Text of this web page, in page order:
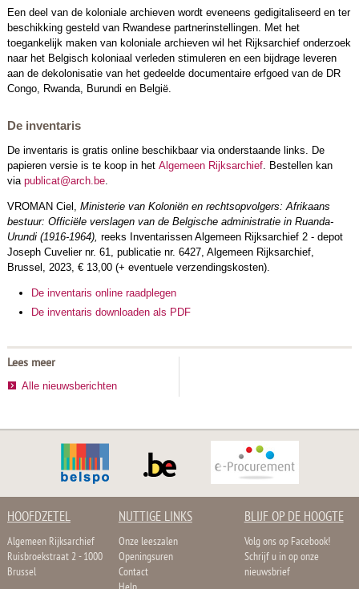
Een deel van de koloniale archieven wordt eveneens gedigitaliseerd en ter
beschikking gesteld van Rwandese partnerinstellingen. Met het
toegankelijk maken van koloniale archieven wil het Rijksarchief onderzoek
naar het Belgisch koloniaal verleden stimuleren en een bijdrage leveren
aan de dekolonisatie van het gedeelde documentaire erfgoed van de DR
Congo, Rwanda, Burundi en België.
De inventaris
De inventaris is gratis online beschikbaar via onderstaande links. De
papieren versie is te koop in het Algemeen Rijksarchief. Bestellen kan
via publicat@arch.be.
VROMAN Ciel, Ministerie van Koloniën en rechtsopvolgers: Afrikaans
bestuur: Officiële verslagen van de Belgische administratie in Ruanda-
Urundi (1916-1964), reeks Inventarissen Algemeen Rijksarchief 2 - depot
Joseph Cuvelier nr. 61, publicatie nr. 6427, Algemeen Rijksarchief,
Brussel, 2023, € 13,00 (+ eventuele verzendingskosten).
De inventaris online raadplegen
De inventaris downloaden als PDF
Lees meer
Alle nieuwsberichten
HOOFDZETEL
Algemeen Rijksarchief
Ruisbroekstraat 2 - 1000
Brussel
NUTTIGE LINKS
Onze leeszalen
Openingsuren
Contact
BLIJF OP DE HOOGTE
Volg ons op Facebook!
Schrijf u in op onze
nieuwsbrief